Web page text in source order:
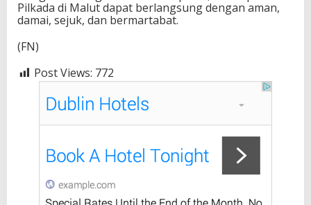
Pilkada di Malut dapat berlangsung dengan aman,
damai, sejuk, dan bermartabat.
(FN)
Post Views: 772